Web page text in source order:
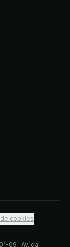
cookies
09 · Av. da